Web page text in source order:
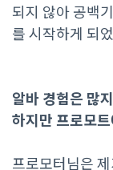
되지 않아 공백
를 시작하게 되
알바 경험은 많
하지만 프로모
프로모터님은